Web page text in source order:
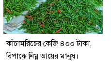
কাঁচামরিচের কেজি ৪০০ টাকা,
বিপাকে নিম্ন আয়ের মানুষ।